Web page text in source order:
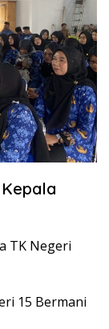
TK Negeri
15 Bermani